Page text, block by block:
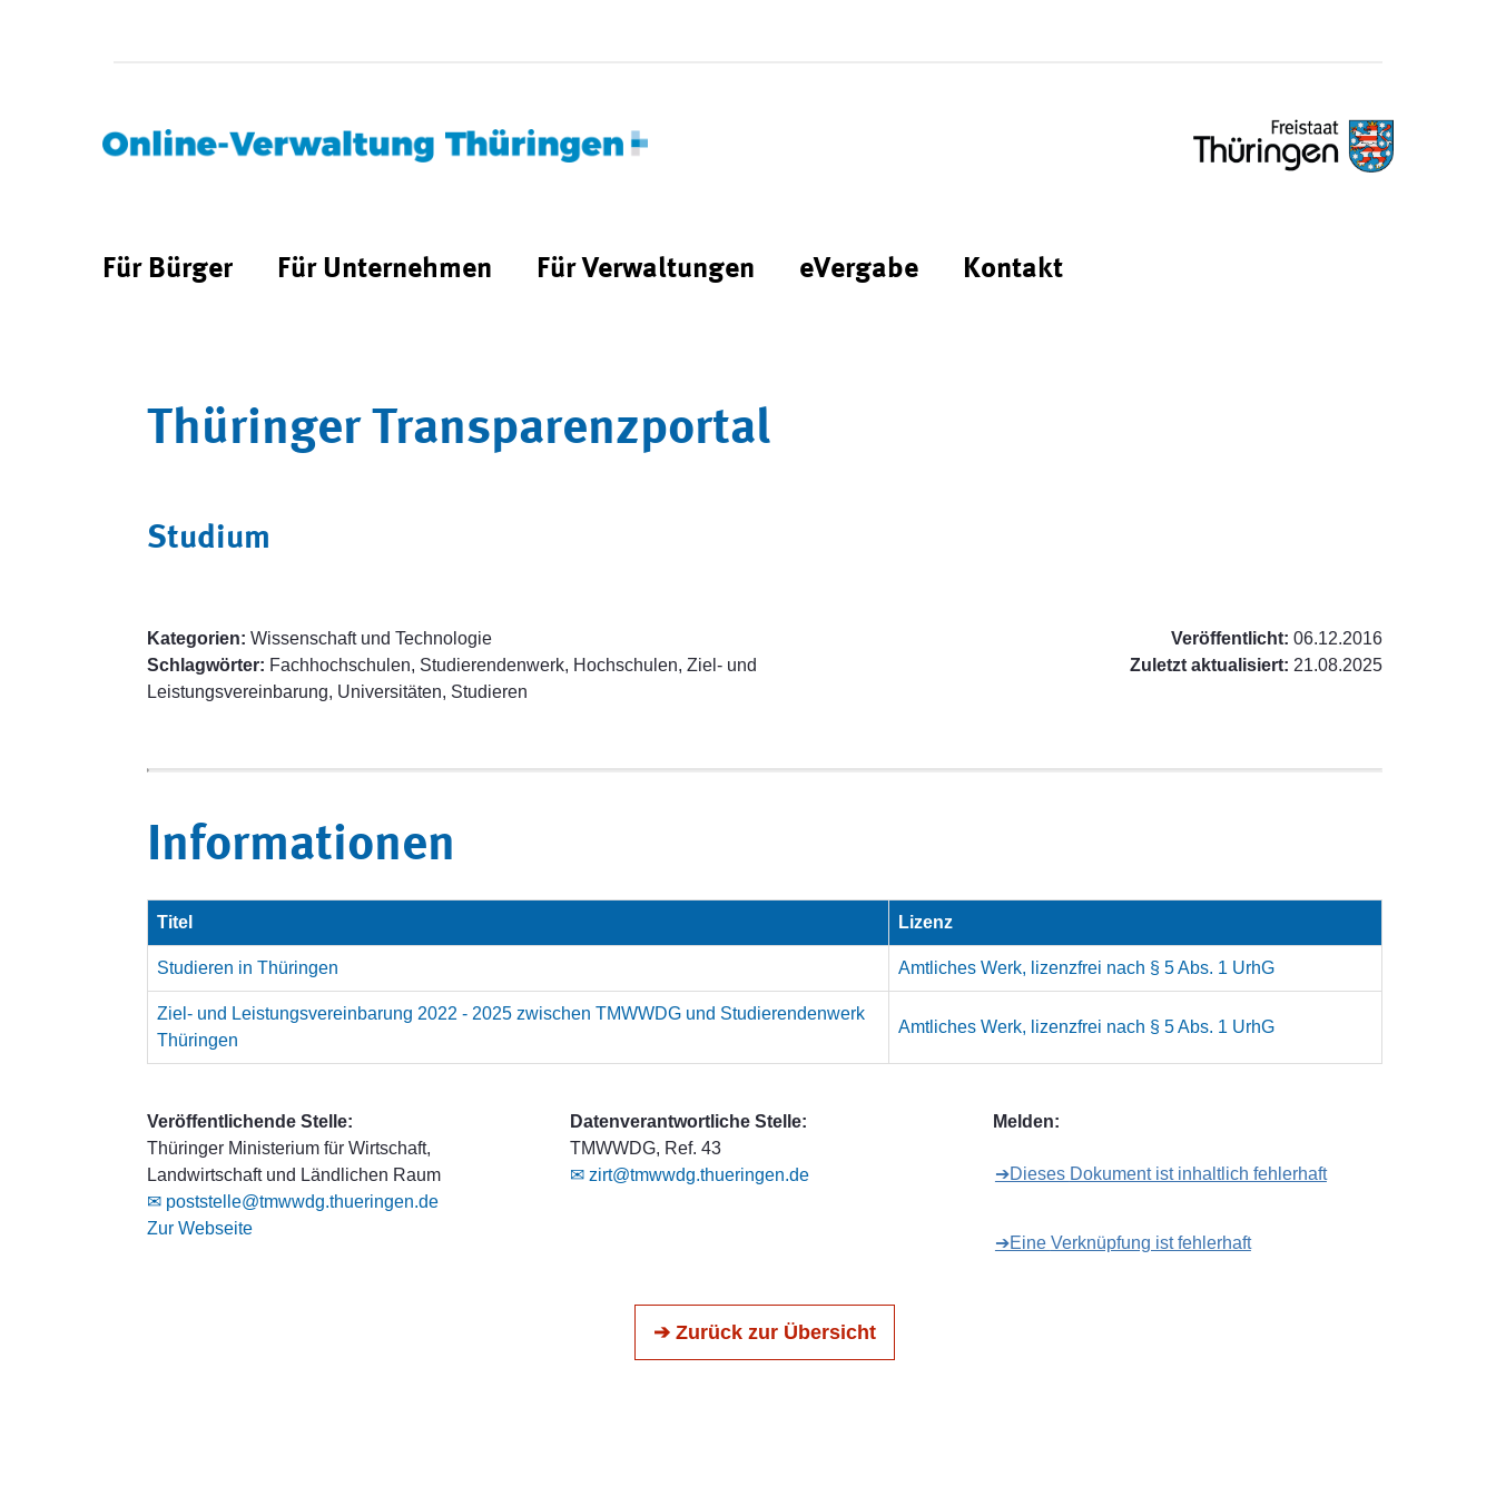
Für Bürger Für Unternehmen Für Verwaltungen eVergabe Kontakt
Thüringer Transparenzportal
Studium
Kategorien: Wissenschaft und Technologie
Schlagwörter: Fachhochschulen, Studierendenwerk, Hochschulen, Ziel- und
Leistungsvereinbarung, Universitäten, Studieren
Veröffentlicht: 06.12.2016
Zuletzt aktualisiert: 21.08.2025
Informationen
Titel Lizenz
Studieren in Thüringen Amtliches Werk, lizenzfrei nach § 5 Abs. 1 UrhG
Ziel- und Leistungsvereinbarung 2022 - 2025 zwischen TMWWDG und Studierendenwerk
Thüringen
Amtliches Werk, lizenzfrei nach § 5 Abs. 1 UrhG
Veröffentlichende Stelle:
Thüringer Ministerium für Wirtschaft,
Landwirtschaft und Ländlichen Raum
✉ poststelle@tmwwdg.thueringen.de
Zur Webseite
Datenverantwortliche Stelle:
TMWWDG, Ref. 43
✉ zirt@tmwwdg.thueringen.de
Melden:
➔Dieses Dokument ist inhaltlich fehlerhaft
➔Eine Verknüpfung ist fehlerhaft
➔ Zurück zur Übersicht